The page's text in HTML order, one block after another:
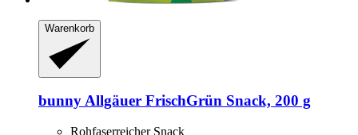
Warenkorb
bunnyAllgäuer FrischGrün Snack, 200 g
Rohfaserreicher Snack